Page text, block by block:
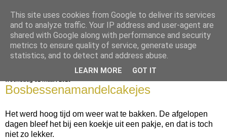
bijna net zo lekker als thuis
Bosbessenamandelcakejes
Het werd hoog tijd om weer wat te bakken. De afgelopen
dagen bleef het bij een koekje uit een pakje, en dat is toch
niet zo lekker.
This site uses cookies from Google to deliver its services
and to analyze traffic. Your IP address and user-agent are
shared with Google along with performance and security
metrics to ensure quality of service, generate usage
statistics, and to detect and address abuse.
LEARN MORE GOT IT